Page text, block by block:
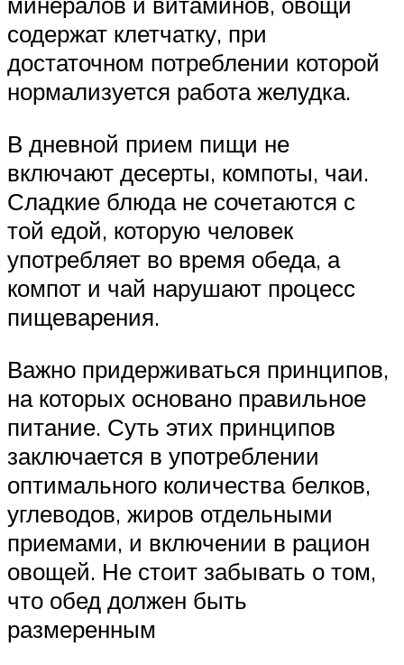
содержат клетчатку, при
достаточном потреблении которой
нормализуется работа желудка.
В дневной прием пищи не
включают десерты, компоты, чаи.
Сладкие блюда не сочетаются с
той едой, которую человек
употребляет во время обеда, а
компот и чай нарушают процесс
пищеварения.
Важно придерживаться принципов,
на которых основано правильное
питание. Суть этих принципов
заключается в употреблении
оптимального количества белков,
углеводов, жиров отдельными
приемами, и включении в рацион
овощей. Не стоит забывать о том,
что обед должен быть
размеренным